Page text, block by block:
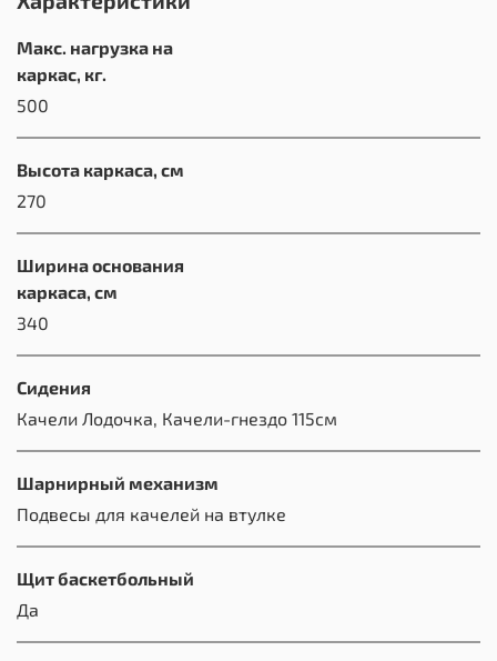
Макс. нагрузка на
каркас, кг.
500
Высота каркаса, см
270
Ширина основания
каркаса, см
340
Сидения
Качели Лодочка, Качели-гнездо 115см
Шарнирный механизм
Подвесы для качелей на втулке
Щит баскетбольный
Да